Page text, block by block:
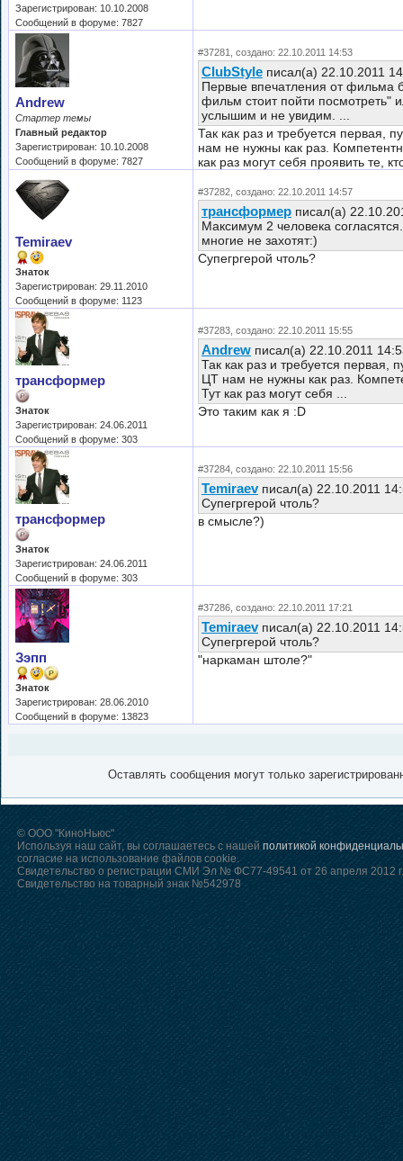
Зарегистрирован: 10.10.2008
Сообщений в форуме: 7827
Andrew
Стартер темы
Главный редактор
Зарегистрирован: 10.10.2008
Сообщений в форуме: 7827
#37281, создано: 22.10.2011 14:53
ClubStyle писал(а) 22.10.2011
Первые впечатления от фильма
фильм стоит пойти посмотреть"
услышим и не увидим. ...
Так как раз и требуется первая,
нам не нужны как раз.
как раз могут себя проявить те,
Temiraev
Знаток
Зарегистрирован: 29.11.2010
Сообщений в форуме: 1123
#37282, создано: 22.10.2011 14:57
трансформер писал(а)
Максимум 2 человека
многие не захотят:)
Супегргерой чтоль?
трансформер
Знаток
Зарегистрирован: 24.06.2011
Сообщений в форуме: 303
#37283, создано: 22.10.2011 15:55
Andrew писал(а) 22.10.2011
Так как раз и требуется первая,
ЦТ нам не нужны как раз.
Тут как раз могут себя ...
Это таким как я :D
трансформер
Знаток
Зарегистрирован: 24.06.2011
Сообщений в форуме: 303
#37284, создано: 22.10.2011 15:56
Temiraevписал(а) 22.10.2011
Супегргерой чтоль?
в смысле?)
Зэпп
Знаток
Зарегистрирован: 28.06.2010
Сообщений в форуме: 13823
#37286, создано: 22.10.2011 17:21
Temiraevписал(а) 22.10.2011
Супегргерой чтоль?
"наркаман штоле?"
Оставлять сообщения могут только
© ООО "КиноНьюс"
Используя наш сайт, вы соглашаетесь с нашей политикой
согласие на использование файлов cookie.
Свидетельство о регистрации СМИ Эл № ФС77-49541 от 26 апреля 2012 г.
Свидетельство на товарный знак №542978